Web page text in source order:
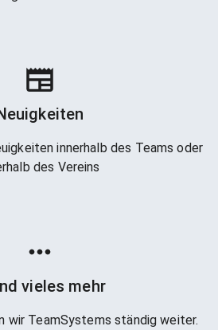
innerhalb des Teams oder
des Vereins
vieles mehr
wir TeamSystems ständig weiter.